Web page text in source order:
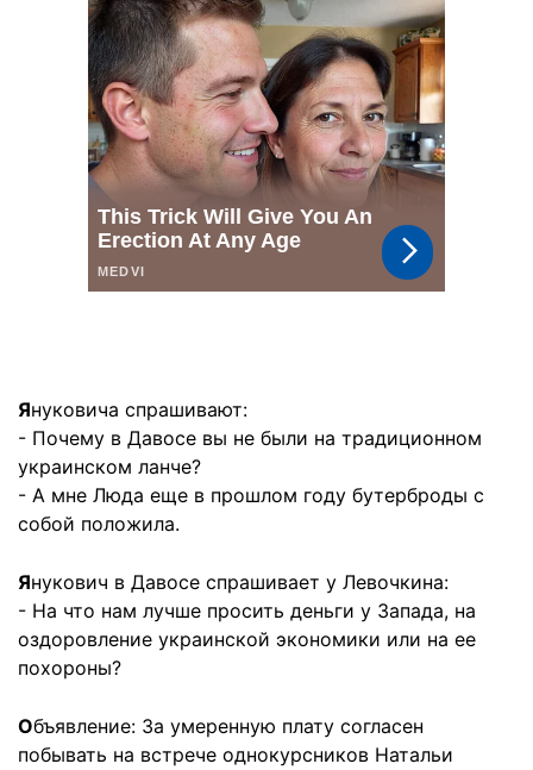
Януковича спрашивают:
- Почему в Давосе вы не были на традиционном
украинском ланче?
- А мне Люда еще в прошлом году бутерброды с
собой положила.
Янукович в Давосе спрашивает у Левочкина:
- На что нам лучше просить деньги у Запада, на
оздоровление украинской экономики или на ее
похороны?
Объявление: За умеренную плату согласен
побывать на встрече однокурсников Натальи